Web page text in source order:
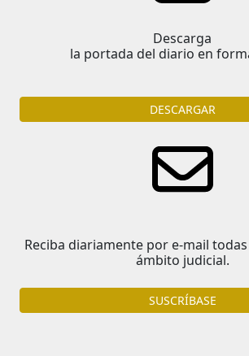
Descarga
la portada del diario en
DESCARGAR
Reciba diariamente por e-mail
ámbito judicial.
SUSCRÍBASE